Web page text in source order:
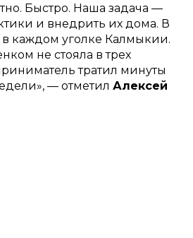
Быстро. Наша задача —
и внедрить их дома. В
в каждом уголке Калмыкии.
не стояла в трех
тратил минуты
— отметил Алексей